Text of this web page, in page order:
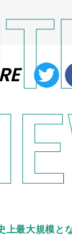
上最大規模と